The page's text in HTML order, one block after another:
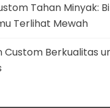
Tahan Minyak:
Terlihat Mewah
Custom Berkualitas